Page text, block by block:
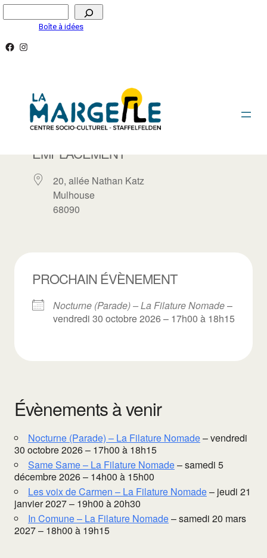
Aller
au
Facebook
Instagram
Boîte à idées
LA FILATURE, SCÈNE NATIONALE
EMPLACEMENT
20, allée Nathan Katz
Mulhouse
68090
PROCHAIN ÉVÈNEMENT
Nocturne (Parade) – La Filature Nomade–
vendredi 30 octobre 2026 – 17h00 à 18h15
Évènements à venir
Nocturne (Parade) – La Filature Nomade– vendredi
30 octobre 2026 – 17h00 à 18h15
Same Same – La Filature Nomade– samedi 5
décembre 2026 – 14h00 à 15h00
Les voix de Carmen – La Filature Nomade– jeudi 21
janvier 2027 – 19h00 à 20h30
In Comune – La Filature Nomade– samedi 20 mars
2027 – 18h00 à 19h15